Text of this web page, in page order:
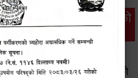
महिला
वातावरण
सूचनाको
स्वतः प्रकाशन गरिएको